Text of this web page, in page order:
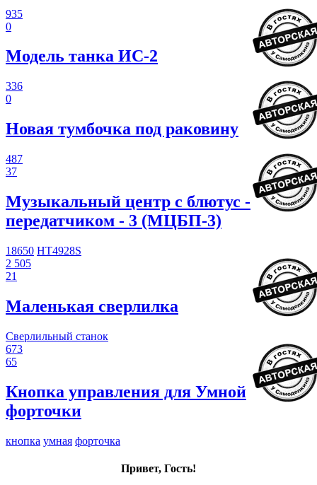
935
0
Модель танка ИС-2
336
0
Новая тумбочка под раковину
487
37
Музыкальный центр с блютус -
передатчиком - 3 (МЦБП-3)
18650 HT4928S
2 505
21
Маленькая сверлилка
Сверлильный станок
673
65
Кнопка управления для Умной
форточки
кнопка умная форточка
Привет, Гость!